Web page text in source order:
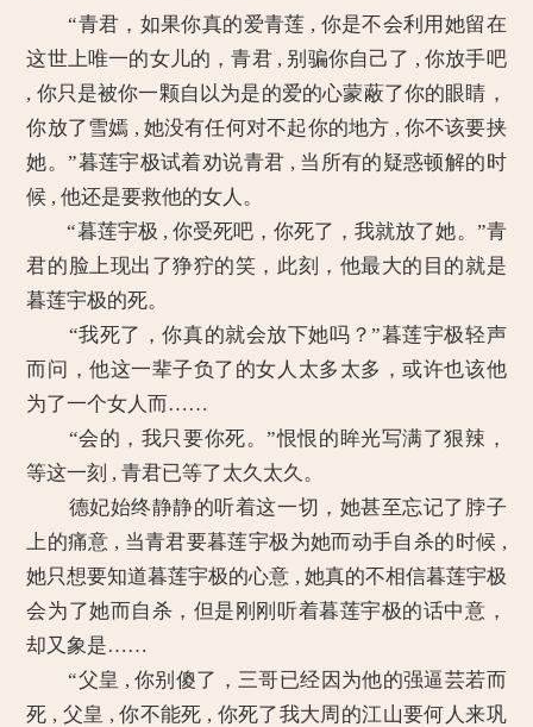
“青君，如果你真的爱青莲 , 你是不会利用她留在
这世上唯一的女儿的，青君 , 别骗你自己了 , 你放手吧
, 你只是被你一颗自以为是的爱的心蒙蔽了你的眼睛，
你放了雪嫣 , 她没有任何对不起你的地方 , 你不该要挟
她。”暮莲宇极试着劝说青君 , 当所有的疑惑顿解的时
候 , 他还是要救他的女人。
“暮莲宇极 , 你受死吧，你死了，我就放了她。”青
君的脸上现出了狰狞的笑，此刻，他最大的目的就是
暮莲宇极的死。
“我死了，你真的就会放下她吗？”暮莲宇极轻声
而问，他这一辈子负了的女人太多太多，或许也该他
为了一个女人而……
“会的，我只要你死。”恨恨的眸光写满了狠辣，
等这一刻 , 青君已等了太久太久。
德妃始终静静的听着这一切，她甚至忘记了脖子
上的痛意 , 当青君要暮莲宇极为她而动手自杀的时候 ,
她只想要知道暮莲宇极的心意 , 她真的不相信暮莲宇极
会为了她而自杀，但是刚刚听着暮莲宇极的话中意，
却又象是……
“父皇 , 你别傻了，三哥已经因为他的强逼芸若而
死 , 父皇 , 你不能死 , 你死了我大周的江山要何人来巩